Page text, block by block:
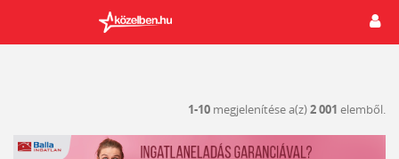
1-10 megjelenítése a(z)2 001 elemből.